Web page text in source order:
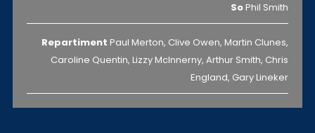
SoPhil Smith
RepartimentPaul Merton, Clive Owen, Martin Clunes,
Caroline Quentin, Lizzy McInnerny, Arthur Smith, Chris
England, Gary Lineker